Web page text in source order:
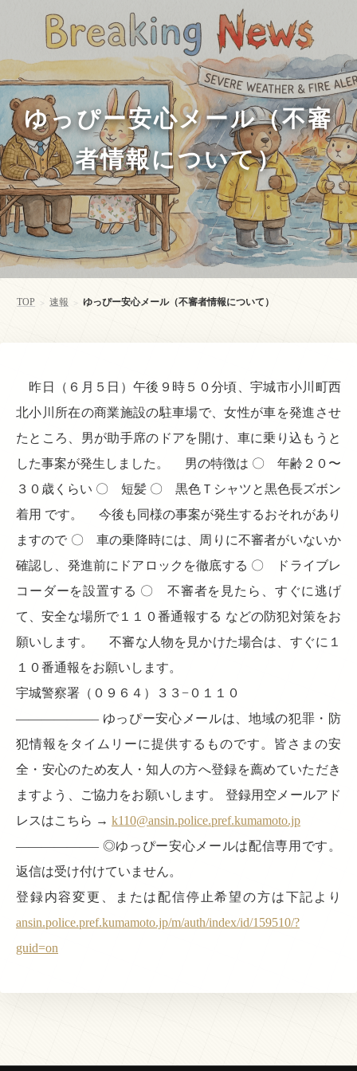
ゆっぴー安心メール（不審
者情報について）
TOP > 速報 > ゆっぴー安心メール（不審者情報について）
昨日（６月５日）午後９時５０分頃、宇城市小川町西
北小川所在の商業施設の駐車場で、女性が車を発進させ
たところ、男が助手席のドアを開け、車に乗り込もうと
した事案が発生しました。 男の特徴は 〇 年齢２０〜
３０歳くらい 〇 短髪 〇 黒色Ｔシャツと黒色長ズボン
着用 です。 今後も同様の事案が発生するおそれがあり
ますので 〇 車の乗降時には、周りに不審者がいないか
確認し、発進前にドアロックを徹底する 〇 ドライブレ
コーダーを設置する 〇 不審者を見たら、すぐに逃げ
て、安全な場所で１１０番通報する などの防犯対策をお
願いします。 不審な人物を見かけた場合は、すぐに１
１０番通報をお願いします。
宇城警察署（０９６４）３３−０１１０
——————– ゆっぴー安心メールは、地域の犯罪・防
犯情報をタイムリーに提供するものです。皆さまの安
全・安心のため友人・知人の方へ登録を薦めていただき
ますよう、ご協力をお願いします。 登録用空メールアド
レスはこちら → k110@ansin.police.pref.kumamoto.jp
——————– ◎ゆっぴー安心メールは配信専用です。
返信は受け付けていません。
登録内容変更、または配信停止希望の方は下記より
ansin.police.pref.kumamoto.jp/m/auth/index/id/159510/?
guid=on